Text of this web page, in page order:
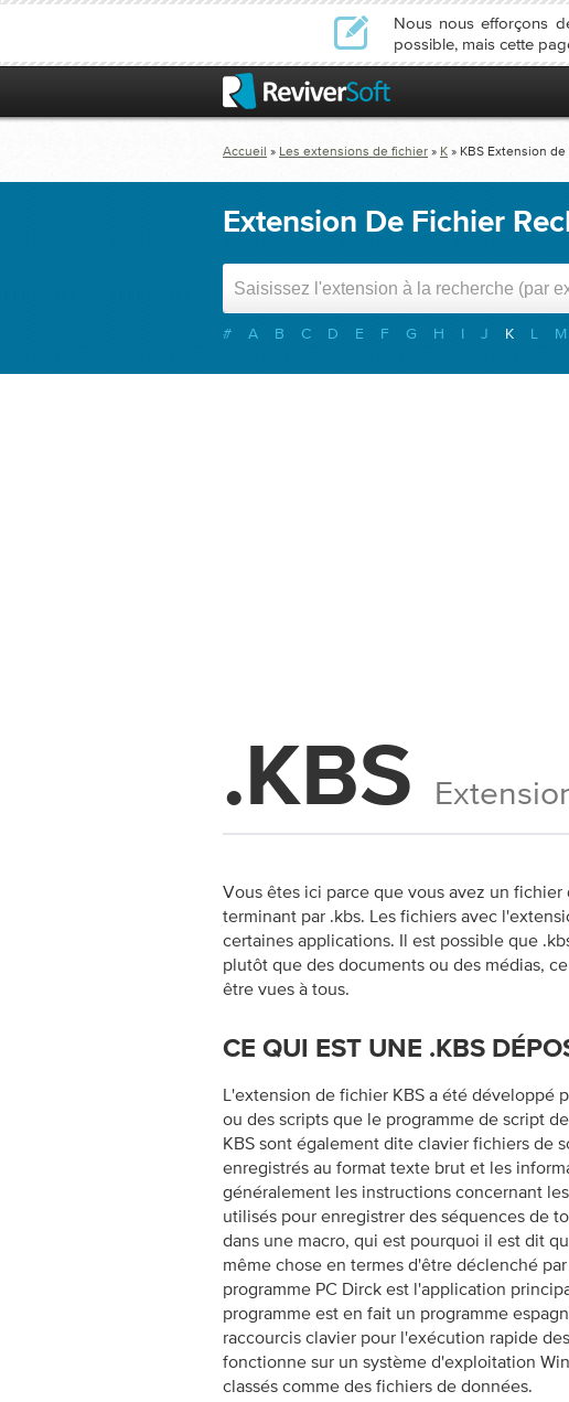
Nous nous efforçons
possible, mais cette
Accueil » Les extensions de fichier » K » KBS Extension de
Extension De Fichier
# A B C D E F G H I J K L M
.KBS
Vous êtes ici parce que vous avez un
terminant par .kbs. Les fichiers avec
certaines applications. Il est possible que
plutôt que des documents ou des médias,
être vues à tous.
CE QUI EST UNE .KBS
L'extension de fichier KBS a été développé
ou des scripts que le programme de script
KBS sont également dite clavier fichiers de
enregistrés au format texte brut et les
généralement les instructions concernant
utilisés pour enregistrer des séquences de
dans une macro, qui est pourquoi il est dit
même chose en termes d'être déclenché
programme PC Dirck est l'application
programme est en fait un programme
raccourcis clavier pour l'exécution rapide
fonctionne sur un système d'exploitation
classés comme des fichiers de données.